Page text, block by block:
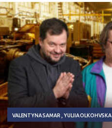
VALENTYNA SAMAR YULIIA OLKOHVSKA